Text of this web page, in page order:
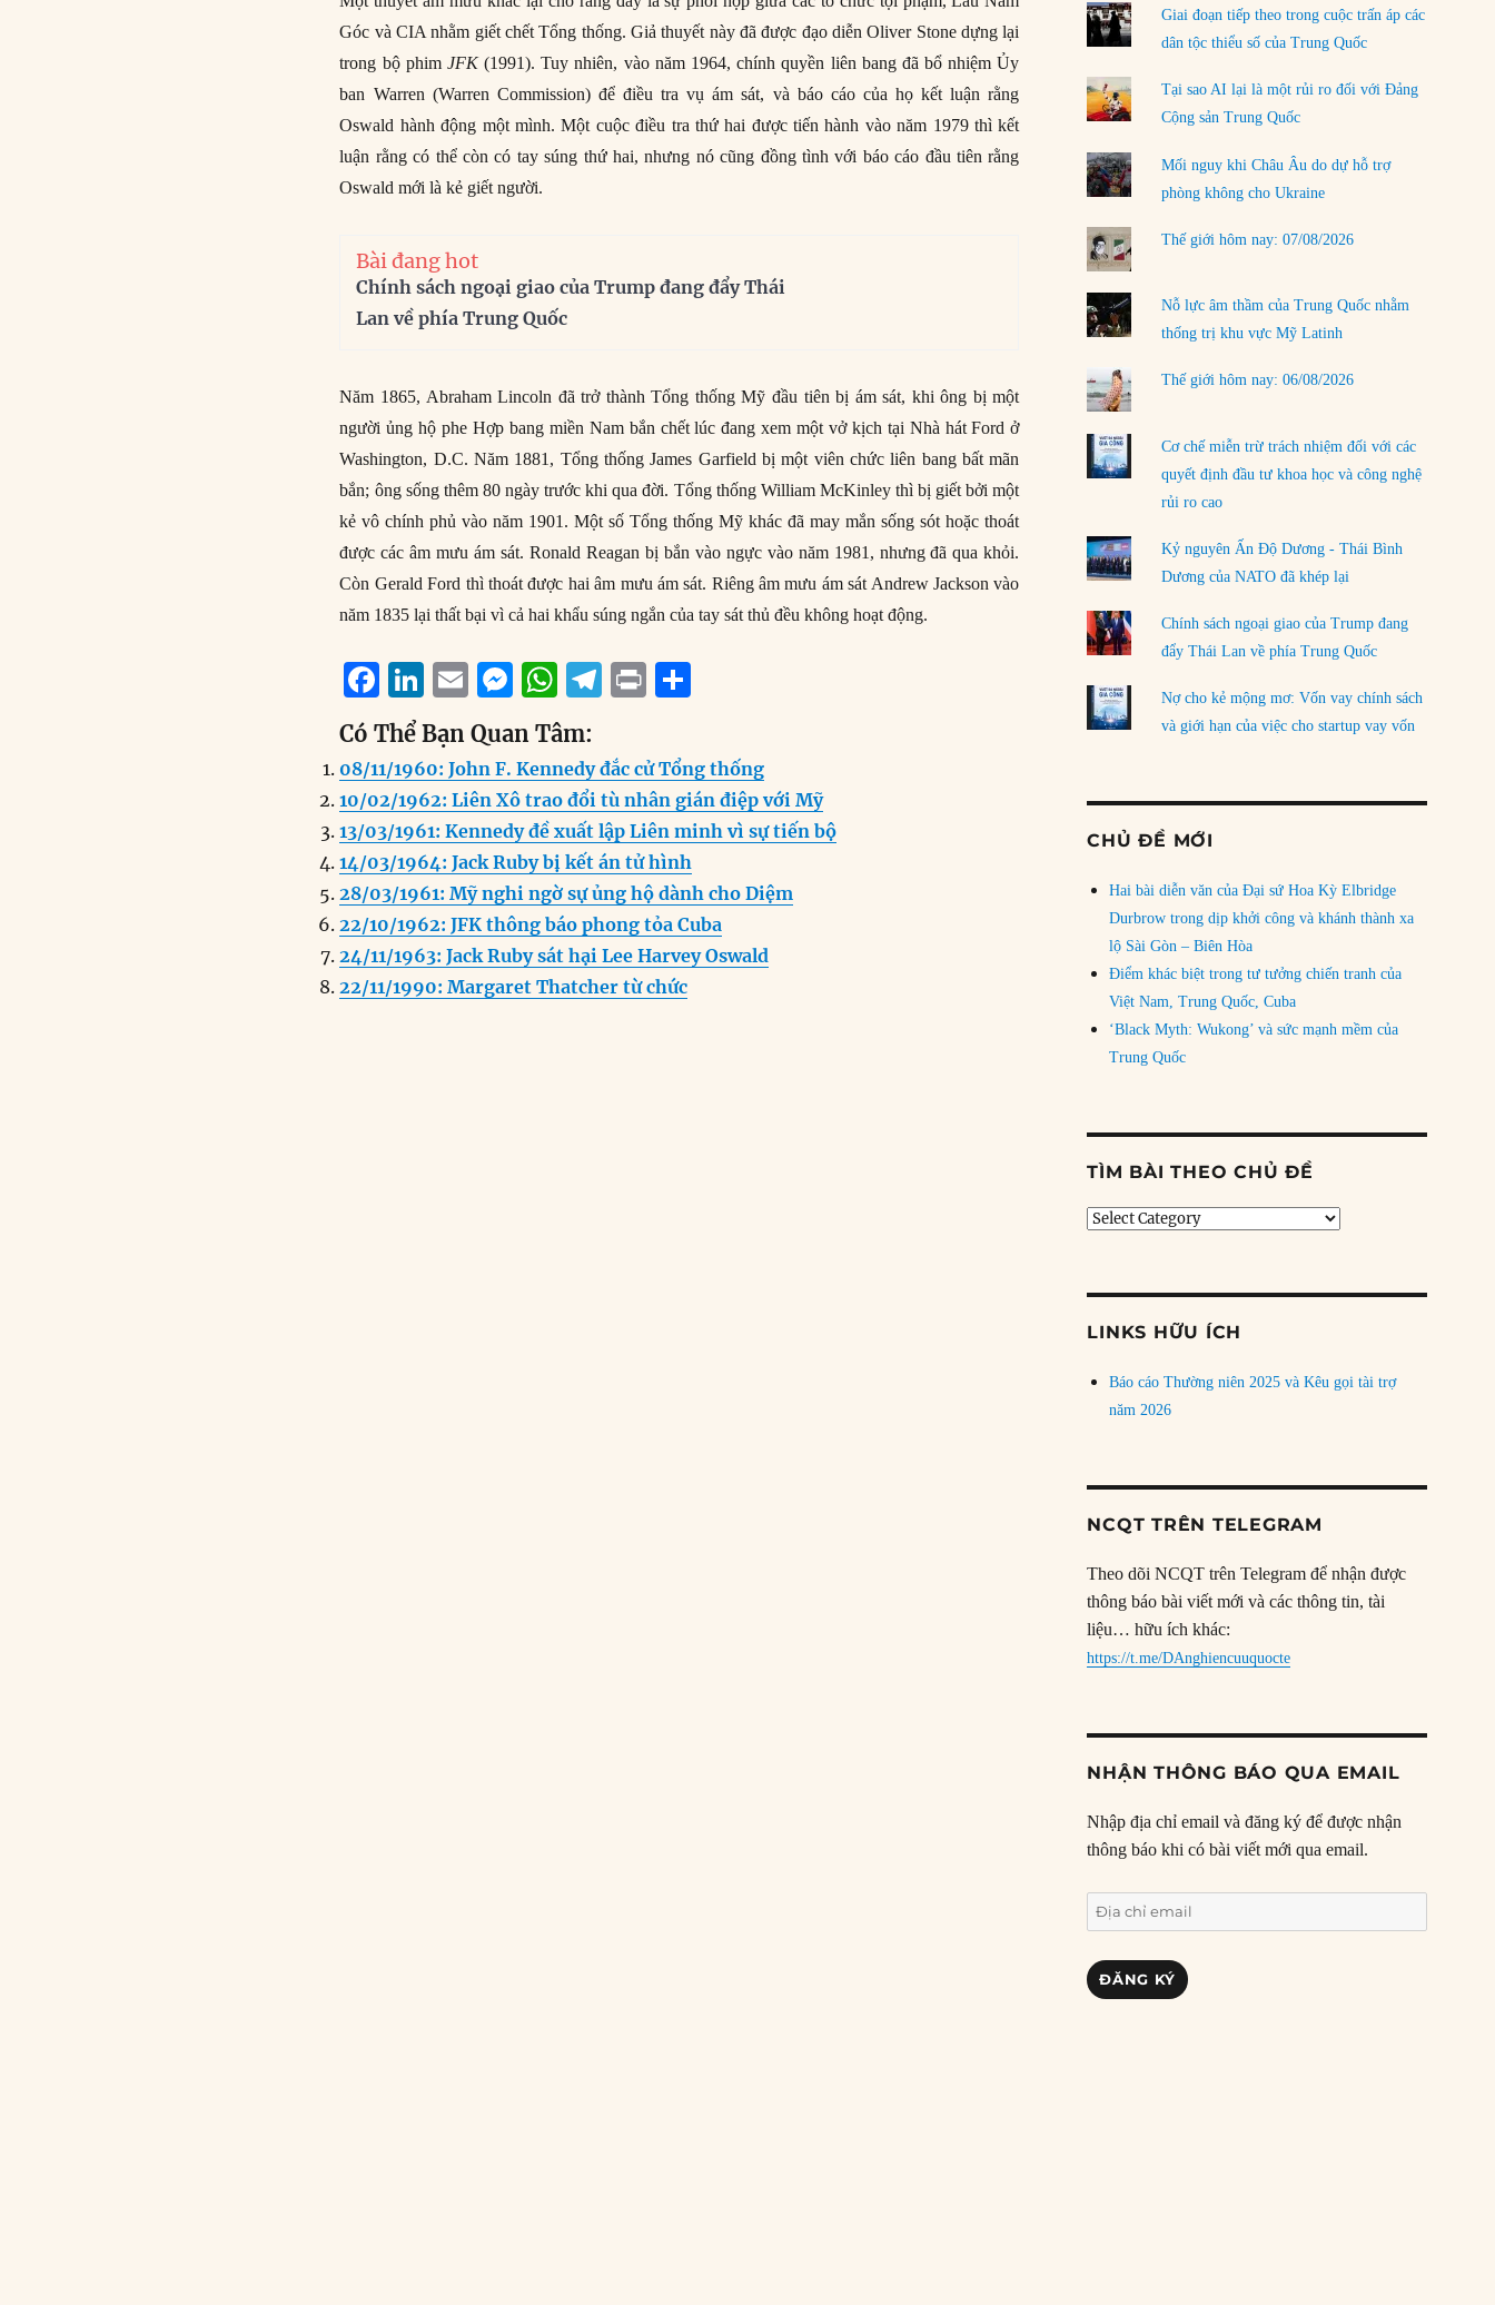
Góc và CIA nhằm giết chết Tổng thống. Giả thuyết này đã được đạo diễn Oliver Stone dựng lại
trong bộ phimJFK(1991). Tuy nhiên, vào năm 1964, chính quyền liên bang đã bổ nhiệm Ủy
ban Warren (Warren Commission) để điều tra vụ ám sát, và báo cáo của họ kết luận rằng
Oswald hành động một mình. Một cuộc điều tra thứ hai được tiến hành vào năm 1979 thì kết
luận rằng có thể còn có tay súng thứ hai, nhưng nó cũng đồng tình với báo cáo đầu tiên rằng
Oswald mới là kẻ giết người.
Bài đang hot
Chính sách ngoại giao của Trump đang đẩy Thái
Lan về phía Trung Quốc
Năm 1865, Abraham Lincoln đã trở thành Tổng thống Mỹ đầu tiên bị ám sát, khi ông bị một
người ủng hộ phe Hợp bang miền Nam bắn chết lúc đang xem một vở kịch tại Nhà hát Ford ở
Washington, D.C. Năm 1881, Tổng thống James Garfield bị một viên chức liên bang bất mãn
bắn; ông sống thêm 80 ngày trước khi qua đời. Tổng thống William McKinley thì bị giết bởi một
kẻ vô chính phủ vào năm 1901. Một số Tổng thống Mỹ khác đã may mắn sống sót hoặc thoát
được các âm mưu ám sát. Ronald Reagan bị bắn vào ngực vào năm 1981, nhưng đã qua khỏi.
Còn Gerald Ford thì thoát được hai âm mưu ám sát. Riêng âm mưu ám sát Andrew Jackson vào
năm 1835 lại thất bại vì cả hai khẩu súng ngắn của tay sát thủ đều không hoạt động.
F
a
c
e
b
o
o
k
Li
n
k
e
d
I
n
E
m
ai
l
M
ss
e
n
g
er
W
h
at
s
A
p
p
T
e
g
r
a
m
P
n
t
re
Có Thể Bạn Quan Tâm:
08/11/1960: John F. Kennedy đắc cử Tổng thống
10/02/1962: Liên Xô trao đổi tù nhân gián điệp với Mỹ
13/03/1961: Kennedy đề xuất lập Liên minh vì sự tiến bộ
14/03/1964: Jack Ruby bị kết án tử hình
28/03/1961: Mỹ nghi ngờ sự ủng hộ dành cho Diệm
22/10/1962: JFK thông báo phong tỏa Cuba
24/11/1963: Jack Ruby sát hại Lee Harvey Oswald
22/11/1990: Margaret Thatcher từ chức
Dương
03/08/2026
Đặt cược vào thất bại: Các quỹ đầu tư mạo
hiểm quốc gia và khía cạnh chính trị của vốn
02/08/2026
Làm thế nào để kết thúc Chiến tranh Iran?
01/08/2026
Chiến lược kế tiếp của Bắc Kinh ở Biển Đông
31/07/2026
LOAD MORE
Giai đoạn tiếp theo trong cuộc trấn áp các
dân tộc thiểu số của Trung Quốc
Tại sao AI lại là một rủi ro đối với Đảng
Cộng sản Trung Quốc
Mối nguy khi Châu Âu do dự hỗ trợ
phòng không cho Ukraine
Thế giới hôm nay: 07/08/2026
Nỗ lực âm thầm của Trung Quốc nhằm
thống trị khu vực Mỹ Latinh
Thế giới hôm nay: 06/08/2026
Cơ chế miễn trừ trách nhiệm đối với các
quyết định đầu tư khoa học và công nghệ
rủi ro cao
Kỷ nguyên Ấn Độ Dương - Thái Bình
Dương của NATO đã khép lại
Chính sách ngoại giao của Trump đang
đẩy Thái Lan về phía Trung Quốc
Nợ cho kẻ mộng mơ: Vốn vay chính sách
và giới hạn của việc cho startup vay vốn
CHỦ ĐỀ MỚI
Hai bài diễn văn của Đại sứ Hoa Kỳ Elbridge
Durbrow trong dịp khởi công và khánh thành xa
lộ Sài Gòn – Biên Hòa
Điểm khác biệt trong tư tưởng chiến tranh của
Việt Nam, Trung Quốc, Cuba
‘Black Myth: Wukong’ và sức mạnh mềm của
Trung Quốc
TÌM BÀI THEO CHỦ ĐỀ
Tìm
LINKS HỮU ÍCH
Báo cáo Thường niên 2025 và Kêu gọi tài trợ
năm 2026
NCQT TRÊN TELEGRAM
Theo dõi NCQT trên Telegram để nhận được
thông báo bài viết mới và các thông tin, tài
liệu… hữu ích khác:
https://t.me/DAnghiencuuquocte
NHẬN THÔNG BÁO QUA EMAIL
Nhập địa chỉ email và đăng ký để được nhận
thông báo khi có bài viết mới qua email.
Địa
chỉ
email
ĐĂNG KÝ